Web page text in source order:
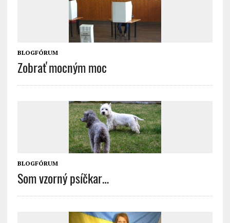
BLOGFÓRUM
Zobrať mocným moc
BLOGFÓRUM
Som vzorný psíčkar…